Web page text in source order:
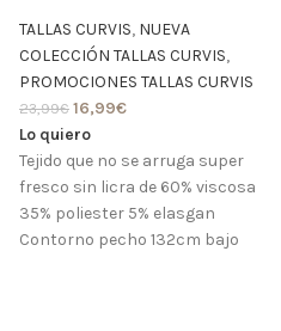
TALLAS CURVIS, NUEVA
COLECCIÓN TALLAS CURVIS,
PROMOCIONES TALLAS CURVIS
23,99€ 16,99€
Lo quiero
Tejido que no se arruga super
fresco sin licra de 60% viscosa
35% poliester 5% elasgan
Contorno pecho 132cm bajo